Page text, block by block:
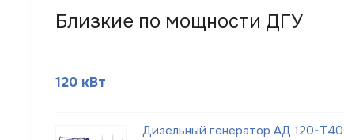
Близкие по мощности ДГУ
120 кВт
Дизельный генератор АД 120-